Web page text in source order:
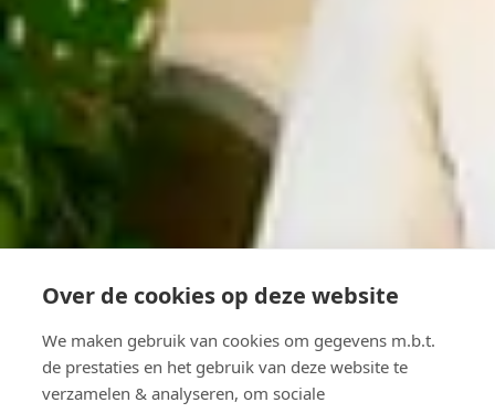
Over de cookies op deze website
We maken gebruik van cookies om gegevens m.b.t.
de prestaties en het gebruik van deze website te
verzamelen & analyseren, om sociale